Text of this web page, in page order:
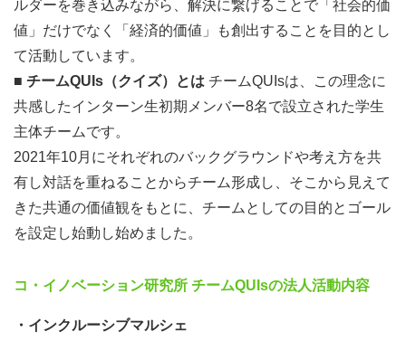
9月23日 ふるさと祭り出店
ルダーを巻き込みながら、解決に繋げることで「社会的価
値」だけでなく「経済的価値」も創出すること を目的とし
て活動しています。
■ チームQUIs（クイズ）とは チームQUIsは、この理念に
共感したインターン生初期メンバー8名で設立された学生
主体チームです。
2021年10月にそれぞれのバックグラウンドや考え方を共
有し対話を重ねることからチーム形成し、そこから見えて
きた共通の価値観をもとに、チームとしての目的とゴール
を設定し始動し始めました。
コ・イノベーション研究所 チームQUIsの法人活動内容
・インクルーシブマルシェ